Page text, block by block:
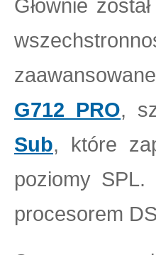
Głownie
G712 PRO,
Sub, które
poziomy
procesorem